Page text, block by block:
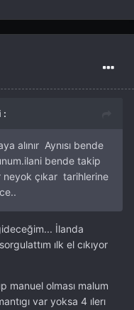
süredir satılmadı bu
aksilik çıkarmazsa
:
alınır Aynısı bende
bende takip
çıkar tarihlerine
İlanda
ılk el cıkıyor
manuel olması malum
var yoksa 4 ılerı